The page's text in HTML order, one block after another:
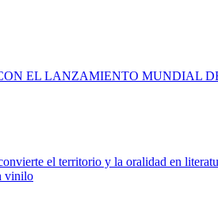
EL LANZAMIENTO MUNDIAL
el territorio y la oralidad en
vinilo